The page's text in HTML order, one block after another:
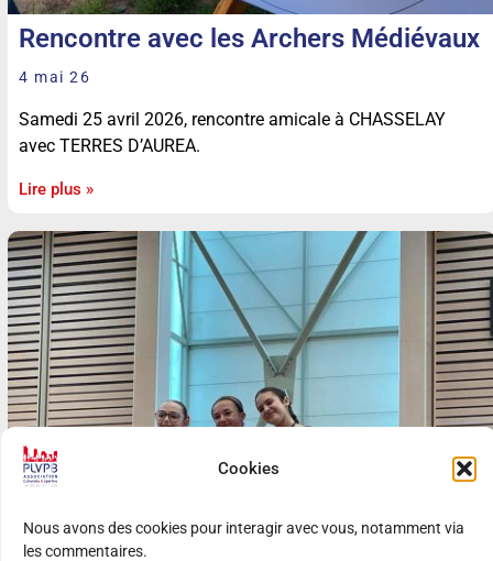
Cookies
Nous avons des cookies pour interagir avec vous, notamment via
les commentaires.
Rencontre avec les Archers Médiévaux
4 mai 26
Samedi 25 avril 2026, rencontre amicale à CHASSELAY
avec TERRES D’AUREA.
Lire plus »